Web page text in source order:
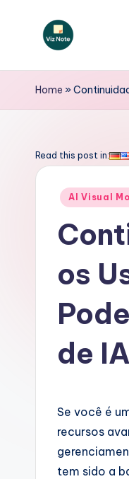
V
iz
o
rt
Home »
Read this post in:
Posted
AI Visual
os
de IA
Se você é
recursos
tem sido a